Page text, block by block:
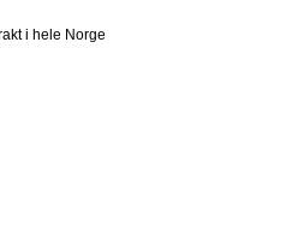
i hele Norge